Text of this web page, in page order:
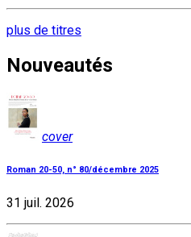
plus de titres
Nouveautés
cover
Roman 20-50, n° 80/décembre 2025
31 juil. 2026